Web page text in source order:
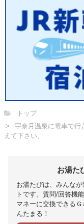
トップ
宇奈月温泉に電車で行
えて下さい。
お湯た
お湯たびは、みんな
トです。質問/回答機
マネーに交換できる
んたまる！